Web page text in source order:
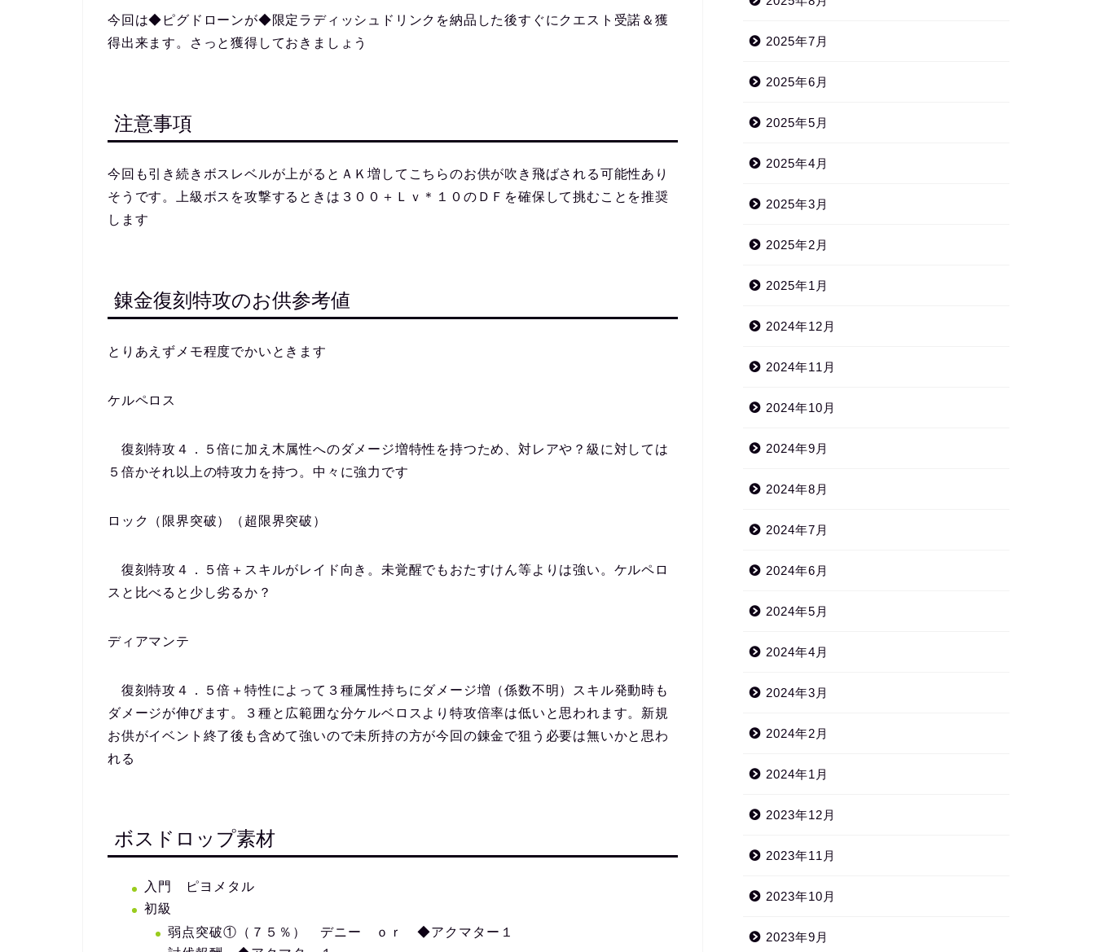
今回は◆ピグドローンが◆限定ラディッシュドリンクを納品した後すぐにクエスト受諾＆獲
得出来ます。さっと獲得しておきましょう
注意事項
今回も引き続きボスレベルが上がるとＡＫ増してこちらのお供が吹き飛ばされる可能性あり
そうです。上級ボスを攻撃するときは３００＋Ｌｖ＊１０のＤＦを確保して挑むことを推奨
します
錬金復刻特攻のお供参考値
とりあえずメモ程度でかいときます
ケルペロス
復刻特攻４．５倍に加え木属性へのダメージ増特性を持つため、対レアや？級に対しては
５倍かそれ以上の特攻力を持つ。中々に強力です
ロック（限界突破）（超限界突破）
復刻特攻４．５倍＋スキルがレイド向き。未覚醒でもおたすけん等よりは強い。ケルペロ
スと比べると少し劣るか？
ディアマンテ
復刻特攻４．５倍＋特性によって３種属性持ちにダメージ増（係数不明）スキル発動時も
ダメージが伸びます。３種と広範囲な分ケルベロスより特攻倍率は低いと思われます。新規
お供がイベント終了後も含めて強いので未所持の方が今回の錬金で狙う必要は無いかと思わ
れる
ボスドロップ素材
入門 ピヨメタル
初級
弱点突破①（７５％） デニー ｏｒ ◆アクマター１
2025年7月
2025年6月
2025年5月
2025年4月
2025年3月
2025年2月
2025年1月
2024年12月
2024年11月
2024年10月
2024年9月
2024年8月
2024年7月
2024年6月
2024年5月
2024年4月
2024年3月
2024年2月
2024年1月
2023年12月
2023年11月
2023年10月
2023年9月